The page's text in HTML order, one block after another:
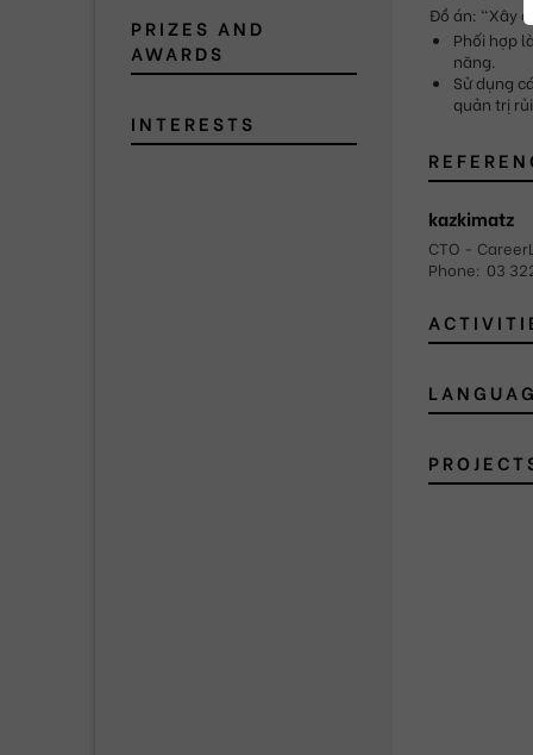
PRIZES AND
AWARDS
INTERESTS
Đồ án: "Xây
Phối hợp
năng.
Sử dụng
quản trị
kazkimatz
CTO -
Phone: 03